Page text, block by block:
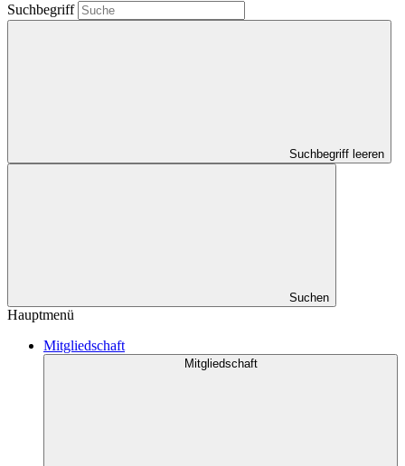
Suchbegriff
Suchbegriff leeren
Suchen
Hauptmenü
Mitgliedschaft
Mitgliedschaft